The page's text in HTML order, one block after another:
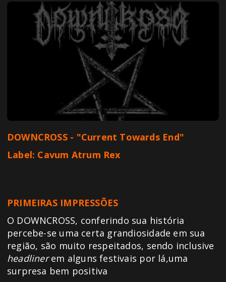
DOWNCROSS - "Current Towards End"
Label: Cavum Atrum Rex
PRIMEIRAS IMPRESSÕES
O DOWNCROSS, conferindo sua história
percebe-se uma certa grandiosidade em sua
região, são muito respeitados, sendo inclusive
headlinerem alguns festivais por lá,uma
surpresa bem positiva